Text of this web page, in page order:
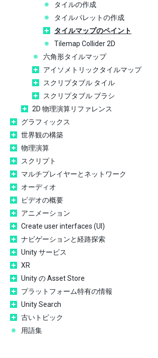
タイルの作成
タイルパレットの作成
タイルマップのペイント
Tilemap Collider 2D
六角形タイルマップ
アイソメトリックタイルマップ
スクリプタブル タイル
スクリプタブル ブラシ
2D 物理演算リファレンス
グラフィックス
世界観の構築
物理演算
スクリプト
マルチプレイヤーとネットワーク
オーディオ
ビデオの概要
アニメーション
Create user interfaces (UI)
ナビゲーションと経路探索
Unity サービス
XR
Unity の Asset Store
プラットフォーム特有の情報
Unity Search
古いトピック
用語集